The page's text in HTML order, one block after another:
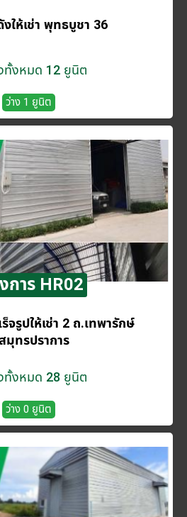
งให้เช่า พุทธบูชา 36
ทั้งหมด 12 ยูนิต
ว่าง 1 ยูนิต
การ HR02
จรูปให้เช่า 2 ถ.เทพารักษ์
มุทรปราการ
ทั้งหมด 28 ยูนิต
ว่าง 0 ยูนิต